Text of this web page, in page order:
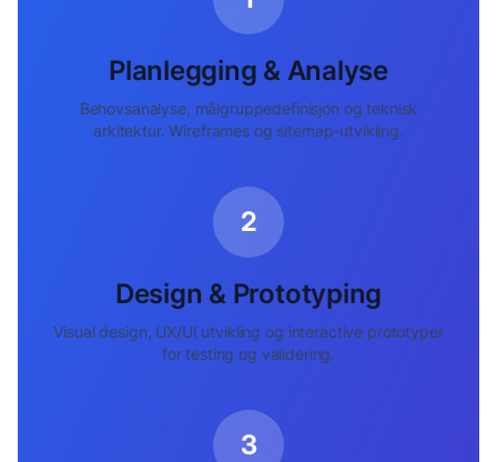
Planlegging & Analyse
Behovsanalyse, målgruppedefinisjon og teknisk
arkitektur. Wireframes og sitemap-utvikling.
2
Design & Prototyping
Visual design, UX/UI utvikling og interactive prototyper
for testing og validering.
3